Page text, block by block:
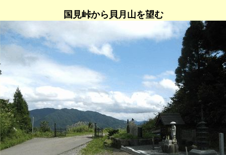
国見峠から貝月山を望む